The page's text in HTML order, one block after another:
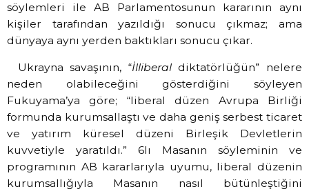
söylemleri ile AB Parlamentosunun kararının aynı
kişiler tarafından yazıldığı sonucu çıkmaz; ama
dünyaya aynı yerden baktıkları sonucu çıkar.
Ukrayna savaşının, “İlliberaldiktatörlüğün” nelere
neden olabileceğini gösterdiğini söyleyen
Fukuyama’ya göre; “liberal düzen Avrupa Birliği
formunda kurumsallaştı ve daha geniş serbest ticaret
ve yatırım küresel düzeni Birleşik Devletlerin
kuvvetiyle yaratıldı.” 6lı Masanın söyleminin ve
programının AB kararlarıyla uyumu, liberal düzenin
kurumsallığıyla Masanın nasıl bütünleştiğini